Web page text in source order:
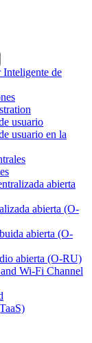
Inteligente de
usuario
usuario en la
abierta
abierta (O-
abierta (O-
abierta (O-RU)
Wi-Fi Channel